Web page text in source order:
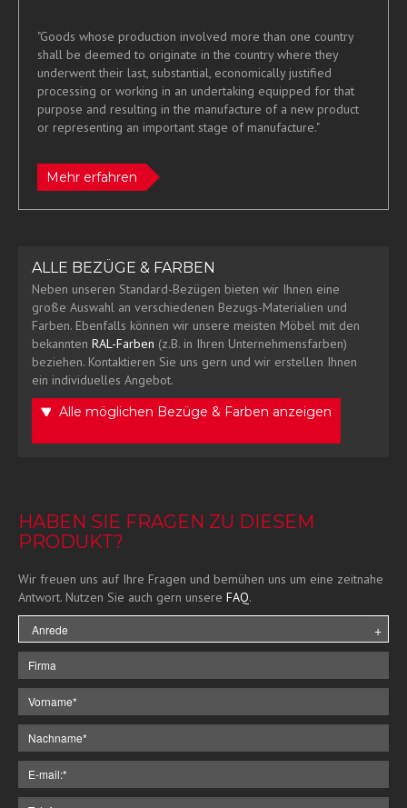
"Goods whose production involved more than one country
shall be deemed to originate in the country where they
underwent their last, substantial, economically justified
processing or working in an undertaking equipped for that
purpose and resulting in the manufacture of a new product
or representing an important stage of manufacture."
Mehr erfahren
ALLE BEZÜGE & FARBEN
Neben unseren Standard-Bezügen bieten wir Ihnen eine
große Auswahl an verschiedenen Bezugs-Materialien und
Farben. Ebenfalls können wir unsere meisten Möbel mit den
bekannten RAL-Farben (z.B. in Ihren Unternehmensfarben)
beziehen. Kontaktieren Sie uns gern und wir erstellen Ihnen
ein individuelles Angebot.
Alle möglichen Bezüge & Farben anzeigen
HABEN SIE FRAGEN ZU DIESEM
PRODUKT?
Wir freuen uns auf Ihre Fragen und bemühen uns um eine zeitnahe
Antwort. Nutzen Sie auch gern unsere FAQ.